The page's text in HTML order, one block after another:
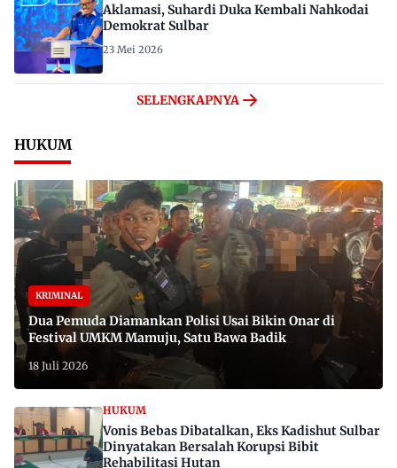
Aklamasi, Suhardi Duka Kembali Nahkodai
Demokrat Sulbar
23 Mei 2026
SELENGKAPNYA
HUKUM
KRIMINAL
Dua Pemuda Diamankan Polisi Usai Bikin Onar di
Festival UMKM Mamuju, Satu Bawa Badik
18 Juli 2026
HUKUM
Vonis Bebas Dibatalkan, Eks Kadishut Sulbar
Dinyatakan Bersalah Korupsi Bibit
Rehabilitasi Hutan